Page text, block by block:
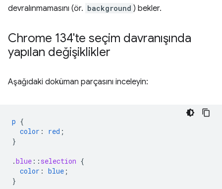
devralınmamasını (ör. background ) bekler.
Chrome 134'te seçim davranışında
yapılan değişiklikler
Aşağıdaki doküman parçasını inceleyin:
p {
color : red ;
}
.blue :: selection {
color : blue ;
}